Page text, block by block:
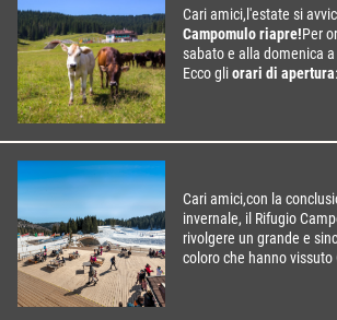
Cari amici,l'estate si
Campomulo riapre!Per
sabato e alla domenica
Ecco gliorari di apertura
Cari amici,con la
invernale, il Rifugio
rivolgere un grande e
coloro che hanno